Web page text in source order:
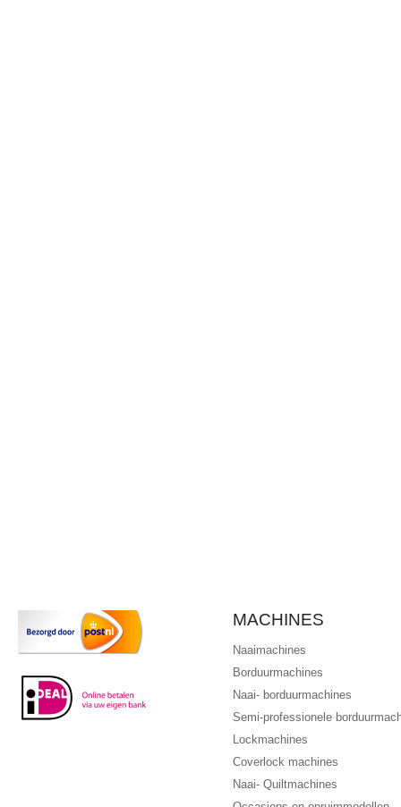
MACHINES
Naaimachines
Borduurmachines
Naai- borduurmachines
Semi-professionele
Lockmachines
Coverlock machines
Naai- Quiltmachines